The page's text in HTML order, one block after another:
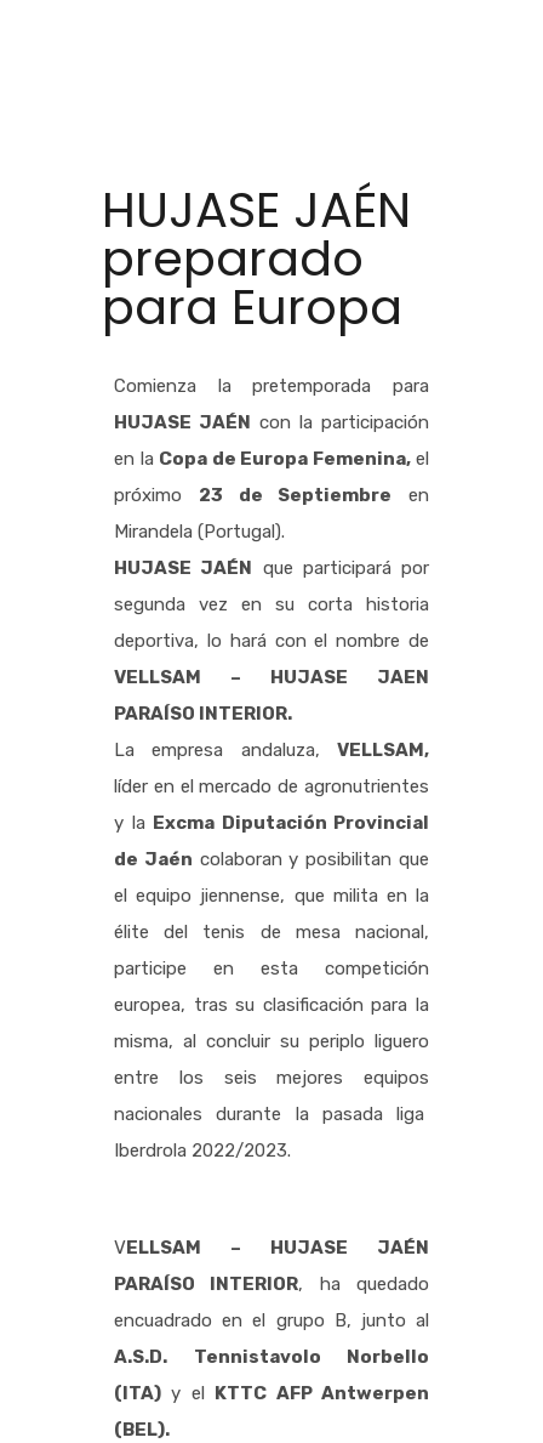
HUJASE JAÉN
preparado
para Europa
Comienza la pretemporada para
HUJASE JAÉN con la participación
en la Copa de Europa Femenina,el
próximo 23 de Septiembre en
Mirandela (Portugal).
HUJASE JAÉN que participará por
segunda vez en su corta historia
deportiva, lo hará con el nombre de
VELLSAM – HUJASE JAEN
PARAÍSO INTERIOR.
La empresa andaluza, VELLSAM,
líder en el mercado de agronutrientes
y la Excma Diputación Provincial
de Jaén colaboran y posibilitan que
el equipo jiennense, que milita en la
élite del tenis de mesa nacional,
participe en esta competición
europea, tras su clasificación para la
misma, al concluir su periplo liguero
entre los seis mejores equipos
nacionales durante la pasada liga
Iberdrola 2022/2023.
VELLSAM – HUJASE JAÉN
PARAÍSO INTERIOR, ha quedado
encuadrado en el grupo B, junto al
A.S.D. Tennistavolo Norbello
(ITA) y el KTTC AFP Antwerpen
(BEL).